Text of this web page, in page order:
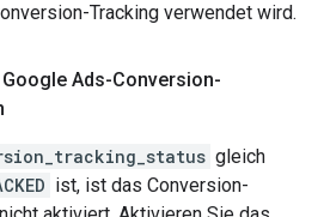
Tracking verwendet wird.
Ads-Conversion-
gleich
ist, ist das Conversion-